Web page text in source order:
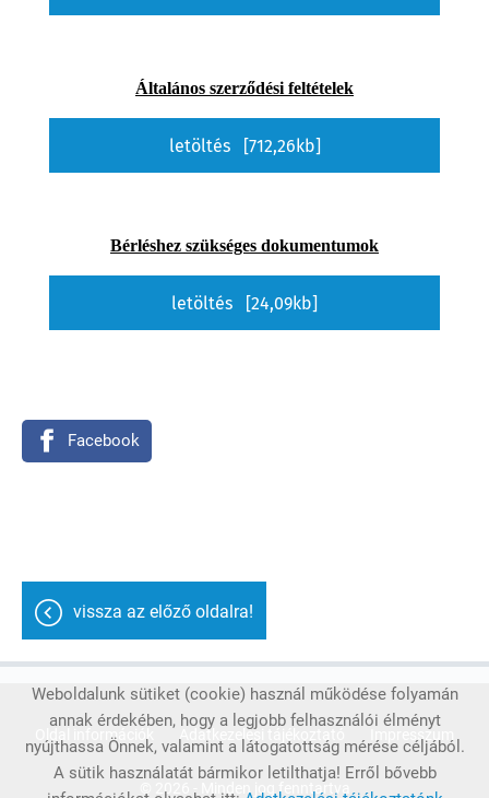
Általános szerződési feltételek
letöltés [712,26kb]
Bérléshez szükséges dokumentumok
letöltés [24,09kb]
Facebook
vissza az előző oldalra!
© 2026 - Minden jog fenntartva
Oldal információk Adatkezelési tájékoztató Impresszum
Weboldalunk sütiket (cookie) használ működése folyamán
annak érdekében, hogy a legjobb felhasználói élményt
nyújthassa Önnek, valamint a látogatottság mérése céljából.
A sütik használatát bármikor letilthatja! Erről bővebb